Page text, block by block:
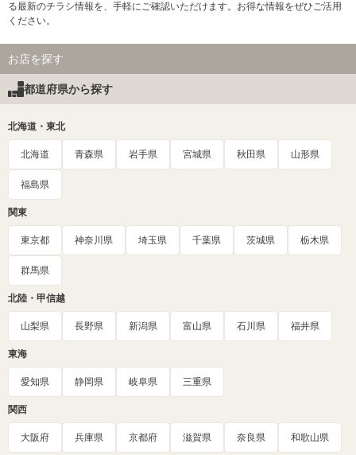
る最新のチラシ情報を、手軽にご確認いただけます。お得な情報をぜひご活用
ください。
お店を探す
都道府県から探す
北海道・東北
北海道 青森県 岩手県 宮城県 秋田県 山形県
福島県
関東
東京都 神奈川県 埼玉県 千葉県 茨城県 栃木県
群馬県
北陸・甲信越
山梨県 長野県 新潟県 富山県 石川県 福井県
東海
愛知県 静岡県 岐阜県 三重県
関西
大阪府 兵庫県 京都府 滋賀県 奈良県 和歌山県